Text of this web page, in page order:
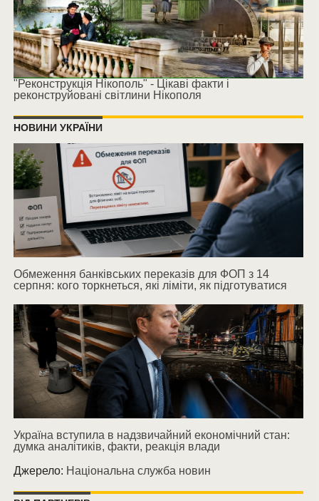
"Реконструкція Нікополь" - Цікаві факти і
реконструйовані світлини Нікополя
НОВИНИ УКРАЇНИ
Обмеження банківських переказів для ФОП з 14
серпня: кого торкнеться, які ліміти, як підготуватися
Україна вступила в надзвичайний економічний стан:
думка аналітиків, факти, реакція влади
Джерело: Національна служба новин